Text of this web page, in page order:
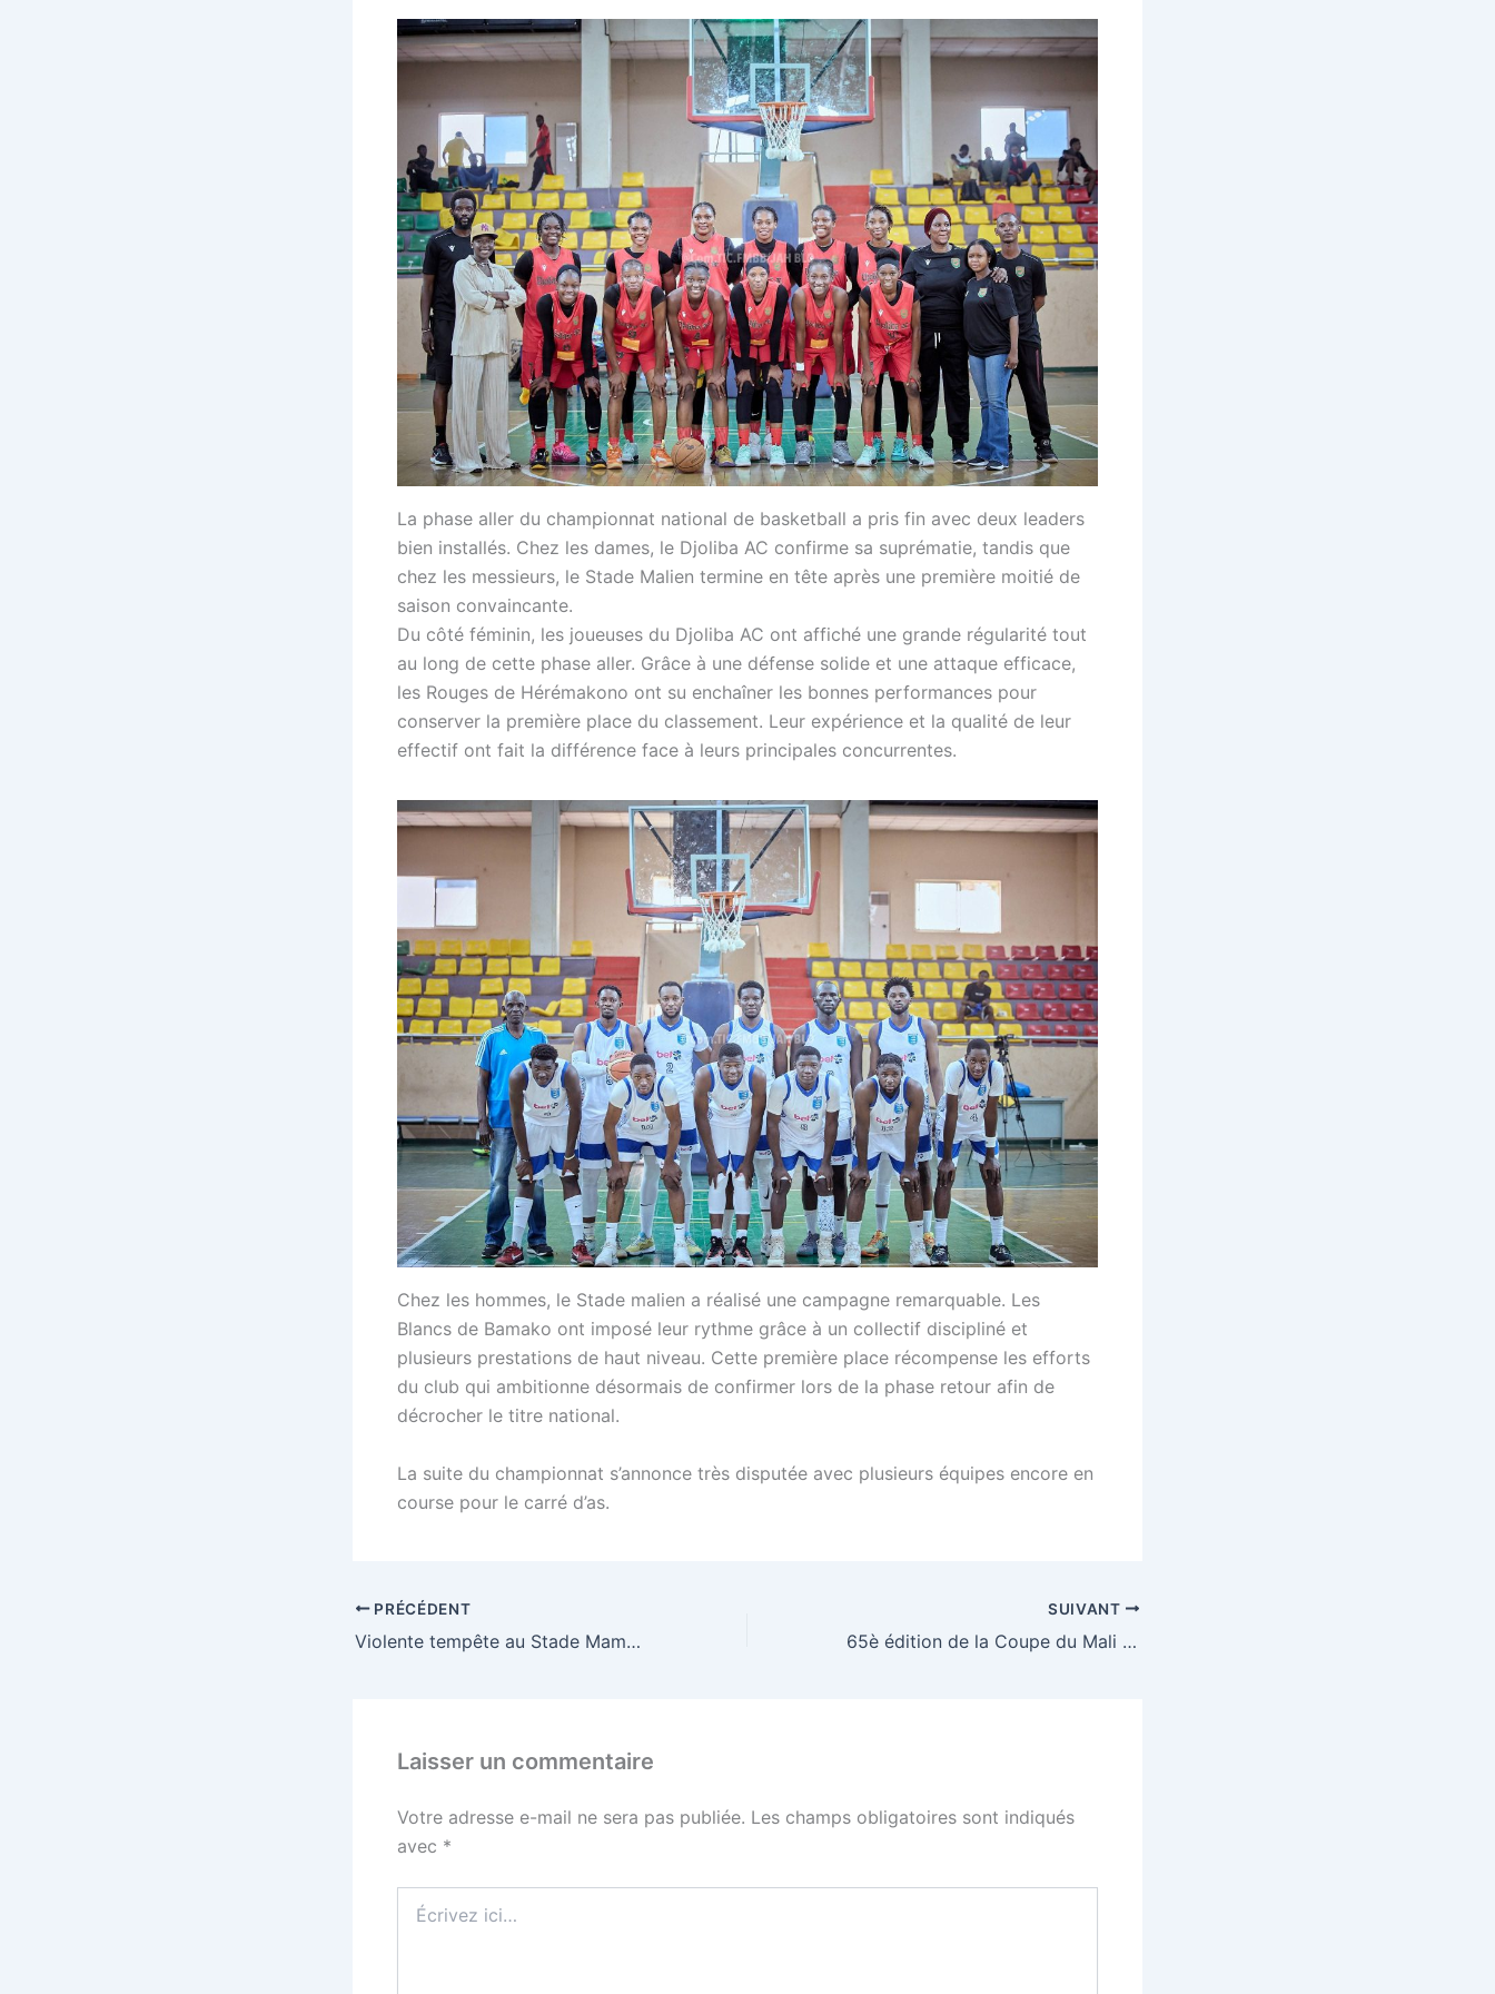
La phase aller du championnat national de basketball a pris fin avec deux leaders
bien installés. Chez les dames, le Djoliba AC confirme sa suprématie, tandis que
chez les messieurs, le Stade Malien termine en tête après une première moitié de
saison convaincante.
Du côté féminin, les joueuses du Djoliba AC ont affiché une grande régularité tout
au long de cette phase aller. Grâce à une défense solide et une attaque efficace,
les Rouges de Hérémakono ont su enchaîner les bonnes performances pour
conserver la première place du classement. Leur expérience et la qualité de leur
effectif ont fait la différence face à leurs principales concurrentes.
Chez les hommes, le Stade malien a réalisé une campagne remarquable. Les
Blancs de Bamako ont imposé leur rythme grâce à un collectif discipliné et
plusieurs prestations de haut niveau. Cette première place récompense les efforts
du club qui ambitionne désormais de confirmer lors de la phase retour afin de
décrocher le titre national.
La suite du championnat s’annonce très disputée avec plusieurs équipes encore en
course pour le carré d’as.
PRÉCÉDENT
Violente tempête au Stade Mamadou DIARRA H : d’importants dégâts matériels constatés
SUIVANT
65è édition de la Coupe du Mali : les affiches des demi-finales connues
Laisser un commentaire
Votre adresse e-mail ne sera pas publiée. Les champs obligatoires sont indiqués
avec *
ici…